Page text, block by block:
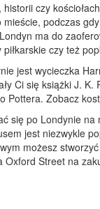
czy
podczas
ma do
czy też
jest wycieczka
Ci się książki J.
Pottera. Zobacz
się po Londynie
jest niezwykle
możesz
Street na